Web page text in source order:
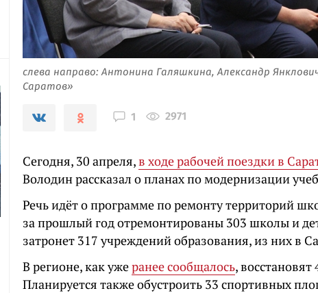
слева направо: Антонина Галяшкина, Александр
Саратов»
1 2971
Сегодня, 30 апреля,в ходе рабочей поездки в
Володин рассказал о планах по модернизации
Речь идёт о программе по ремонту территорий
за прошлый год отремонтированы 303 школы и
затронет 317 учреждений образования, из них в
В регионе, как ужеранее сообщалось,
Планируется также обустроить 33 спортивных